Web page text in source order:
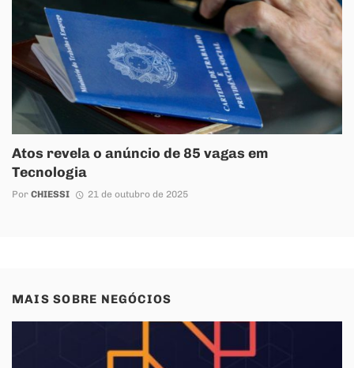
Atos revela o anúncio de 85 vagas em
Tecnologia
Por CHIESSI 21 de outubro de 2025
MAIS SOBRE NEGÓCIOS